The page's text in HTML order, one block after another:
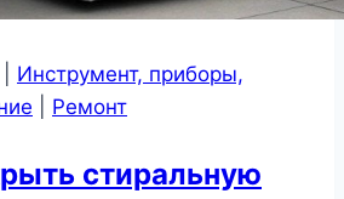
Инструмент, приборы,
Ремонт
стиральную